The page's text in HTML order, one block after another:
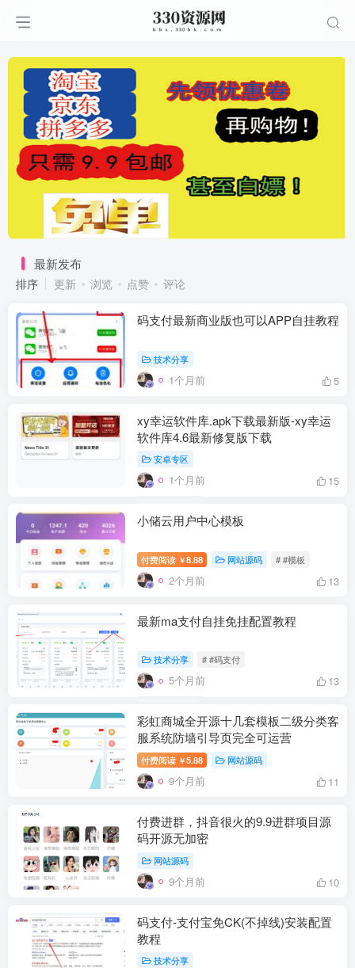
最新发布
排序 更新 浏览 点赞 评论
码支付最新商业版也可以APP自挂教程
技术分享
1个月前 5
xy幸运软件库.apk下载最新版-xy幸运
软件库4.6最新修复版下载
安卓专区
1个月前 15
小储云用户中心模板
付费阅读 ￥8.88 网站源码 # #模板
2个月前 13
最新ma支付自挂免挂配置教程
技术分享 # #码支付
5个月前 13
彩虹商城全开源十几套模板二级分类客
服系统防墙引导页完全可运营
付费阅读 ￥5.88 网站源码
9个月前 11
付费进群，抖音很火的9.9进群项目源
码开源无加密
网站源码
9个月前 10
码支付-支付宝免CK(不掉线)安装配置
教程
技术分享